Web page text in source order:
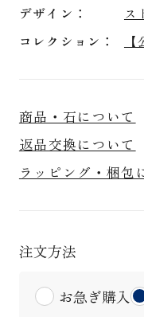
デザイン
ス
コレクション
商品・石について
返品交換について
ラッピング・梱包
注文方法
お急ぎ購入